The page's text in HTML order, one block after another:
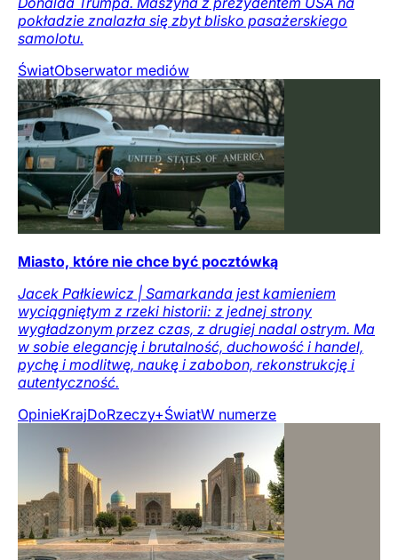
pokładzie znalazła się zbyt blisko pasażerskiego
samolotu.
ŚwiatObserwator mediów
Miasto, które nie chce być pocztówką
Jacek Pałkiewicz | Samarkanda jest kamieniem
wyciągniętym z rzeki historii: z jednej strony
wygładzonym przez czas, z drugiej nadal ostrym. Ma
w sobie elegancję i brutalność, duchowość i handel,
pychę i modlitwę, naukę i zabobon, rekonstrukcję i
autentyczność.
OpinieKrajDoRzeczy+ŚwiatW numerze